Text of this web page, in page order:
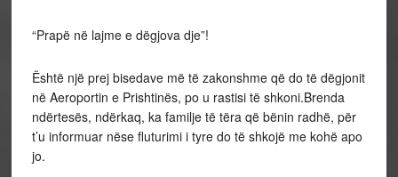
“Prapë në lajme e dëgjova dje”!
Është një prej bisedave më të zakonshme që do të dëgjonit
në Aeroportin e Prishtinës, po u rastisi të shkoni.Brenda
ndërtesës, ndërkaq, ka familje të tëra që bënin radhë, për
t’u informuar nëse fluturimi i tyre do të shkojë me kohë apo
jo.